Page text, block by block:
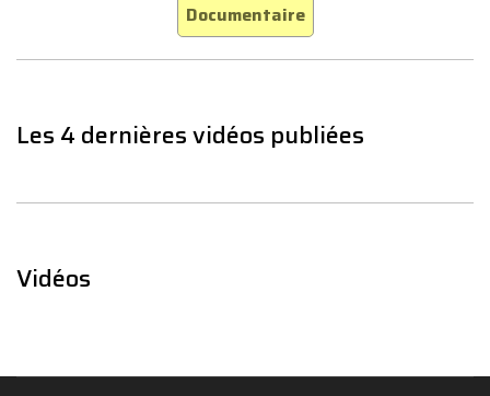
Documentaire
Les 4 dernières vidéos publiées
Vidéos